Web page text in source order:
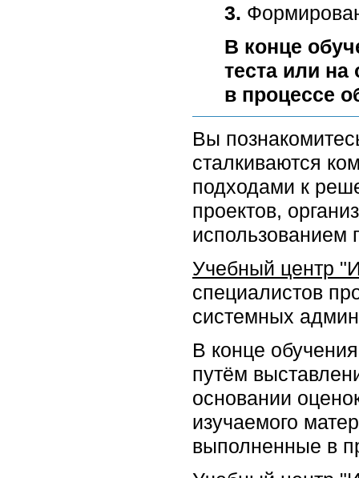
3.
В конце
теста или
в процессе
Вы
сталкиваются
подходами к
проектов,
использованием
Учебный центр
специалистов
системных
В конце
путём
основании
изучаемого
выполненные в